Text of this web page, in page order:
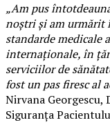
„Am pus
noștri și am urmărit
standarde medicale
internaționale, în
serviciilor de
fost un pas firesc al
Nirvana
Siguranța